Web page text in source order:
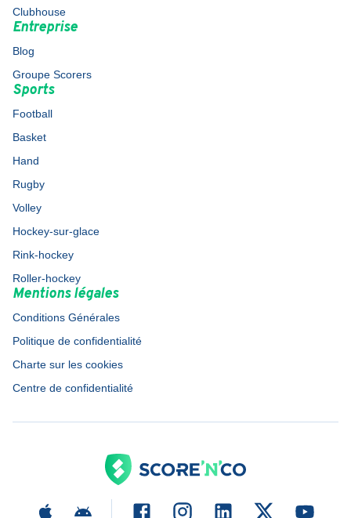
Clubhouse
Entreprise
Blog
Groupe Scorers
Sports
Football
Basket
Hand
Rugby
Volley
Hockey-sur-glace
Rink-hockey
Roller-hockey
Mentions légales
Conditions Générales
Politique de confidentialité
Charte sur les cookies
Centre de confidentialité